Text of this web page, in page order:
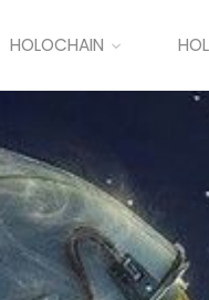
HOLOCHAIN